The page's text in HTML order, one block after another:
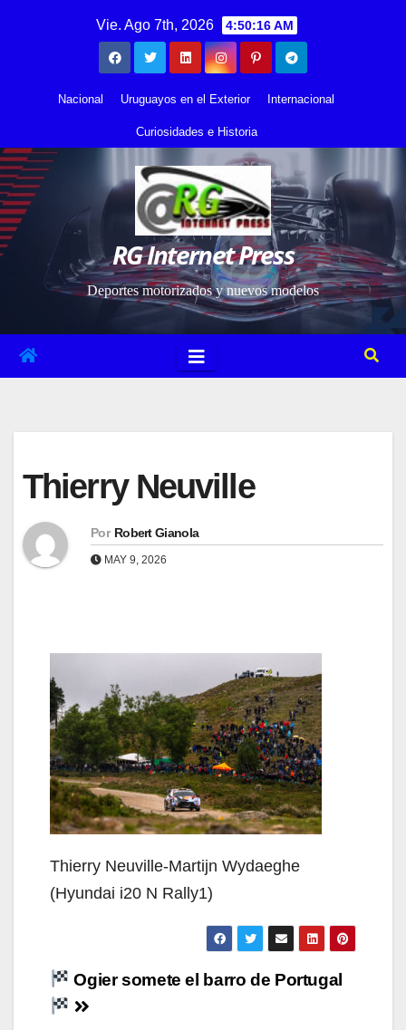
Vie. Ago 7th, 2026 4:50:17 AM
Nacional Uruguayos en el Exterior Internacional
Curiosidades e Historia
RG Internet Press
Deportes motorizados y nuevos modelos
Thierry Neuville
Por Robert Gianola
MAY 9, 2026
Thierry Neuville-Martijn Wydaeghe
(Hyundai i20 N Rally1)
Navegación
de
Ogier somete el barro de Portugal